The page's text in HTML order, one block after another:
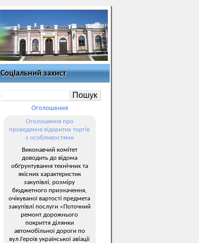
Соціальний захист
Оголошення
Оголошення про
проведення відкритих торгів
з особливостями
Виконавчий комітет
доводить до відома
обґрунтування технічних та
якісних характеристик
закупівлі, розміру
бюджетного призначення,
очікуваної вартості предмета
закупівлі послуги «Поточний
ремонт дорожнього
покриття ділянки
автомобільної дороги по
вул.Героїв української авіації